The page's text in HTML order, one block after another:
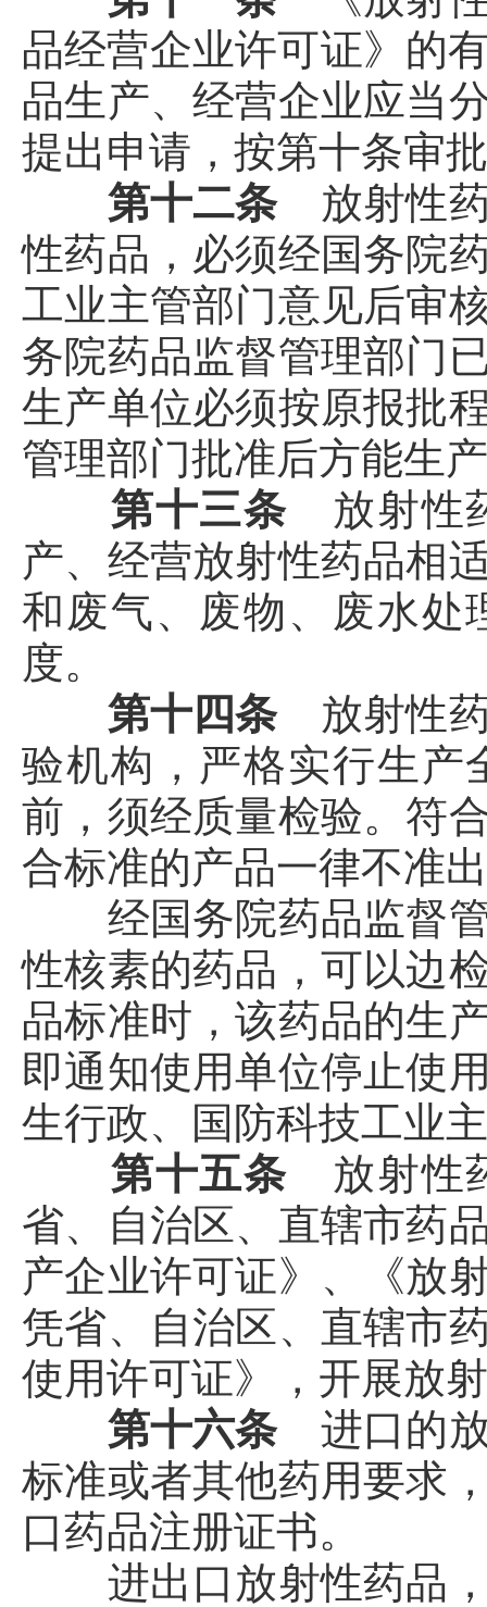
品经营企业许可证》的
品生产、经营企业应当
提出申请，按第十条审
第十二条 放射性
性药品，必须经国务院
工业主管部门意见后审
务院药品监督管理部门
生产单位必须按原报批
管理部门批准后方能生
第十三条 放射性
产、经营放射性药品相
和废气、废物、废水处
度。
第十四条 放射性
验机构，严格实行生产
前，须经质量检验。符
合标准的产品一律不准
经国务院药品监督管
性核素的药品，可以边
品标准时，该药品的生
即通知使用单位停止使
生行政、国防科技工业
第十五条 放射性
省、自治区、直辖市药
产企业许可证》、《放
凭省、自治区、直辖市
使用许可证》，开展放
第十六条 进口的
标准或者其他药用要求
口药品注册证书。
进出口放射性药品，